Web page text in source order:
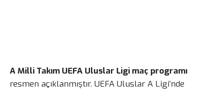
A Milli Takım UEFA Uluslar Ligi maç programı
resmen açıklanmıştır. UEFA Uluslar A Ligi’nde